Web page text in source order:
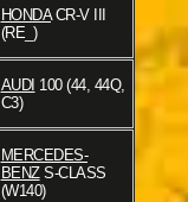
HONDACR-V III
(RE_)
AUDI 100 (44, 44Q,
C3)
MERCEDES-
BENZS-CLASS
(W140)